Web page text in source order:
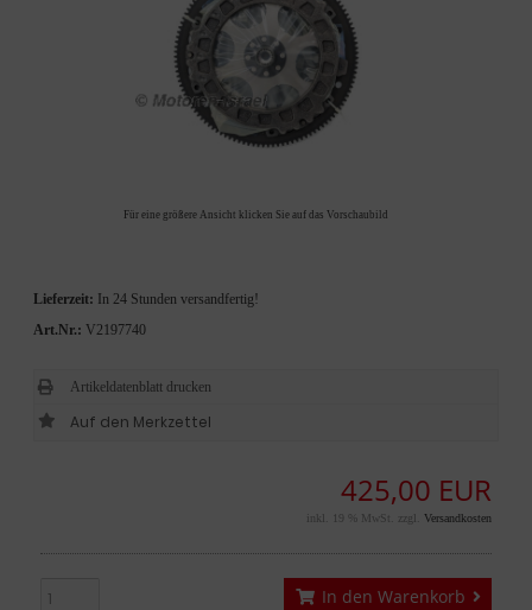
Für eine größere Ansicht klicken Sie auf das Vorschaubild
425,00 EUR
inkl. 19 % MwSt. zzgl. Versandkosten
In den Warenkorb
Lieferzeit:
In 24 Stunden versandfertig!
Art.Nr.: V2197740
Artikeldatenblatt drucken